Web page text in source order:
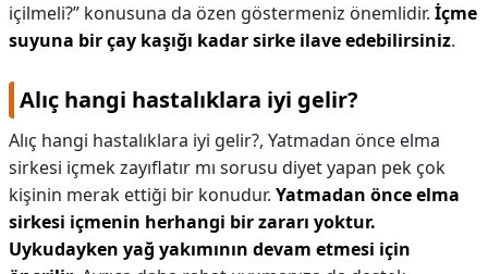
içilmeli?” konusuna da özen göstermeniz önemlidir. İçme
suyuna bir çay kaşığı kadar sirke ilave edebilirsiniz.
Alıç hangi hastalıklara iyi gelir?
Alıç hangi hastalıklara iyi gelir?, Yatmadan önce elma
sirkesi içmek zayıflatır mı sorusu diyet yapan pek çok
kişinin merak ettiği bir konudur. Yatmadan önce elma
sirkesi içmenin herhangi bir zararı yoktur.
Uykudayken yağ yakımının devam etmesi için